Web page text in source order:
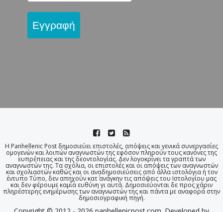
Εγγραφή
Η Panhellenic Post δημοσιεύει επιστολές, απόψεις και γενικά συνεργασίες
ομογενών και λοιπών αναγνωστών της εφόσον πληρούν τους κανόνες της
ευπρέπειας και της δεοντολογίας. Δεν λογοκρίνει τα γραπτά των
αναγνωστών της. Τα σχόλια, οι επιστολές και οι απόψεις των αναγνωστών
και σχολιαστών καθώς και οι αναδημοσιεύσεις από άλλα ιστολόγια ή τον
έντυπο Τύπο, δεν απηχούν κατ΄ ανάγκην τις απόψεις του Ιστολογίου μας
και δεν φέρουμε καμία ευθύνη γι αυτά. Δημοσιεύονται δε προς χάριν
πληρέστερης ενημέρωσης των αναγνωστών της και πάντα με αναφορά στην
δημοσιογραφική πηγή.